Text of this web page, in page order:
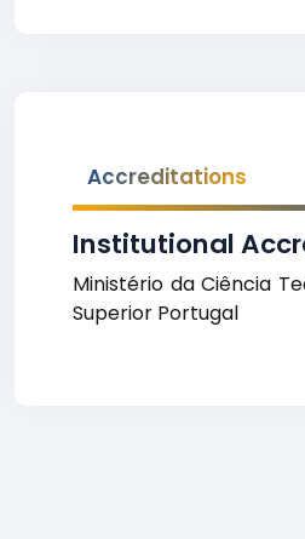
Accreditations
Institutional
Ministério da Ciência
Superior Portugal